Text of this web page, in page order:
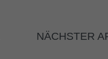
NÄCHSTER